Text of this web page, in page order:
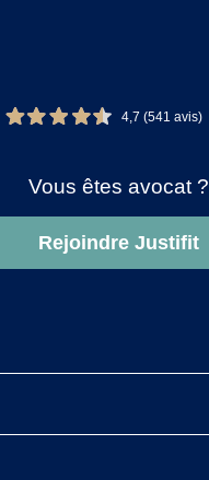
4,7 (541 avis)
Vous êtes avocat ?
Rejoindre Justifit